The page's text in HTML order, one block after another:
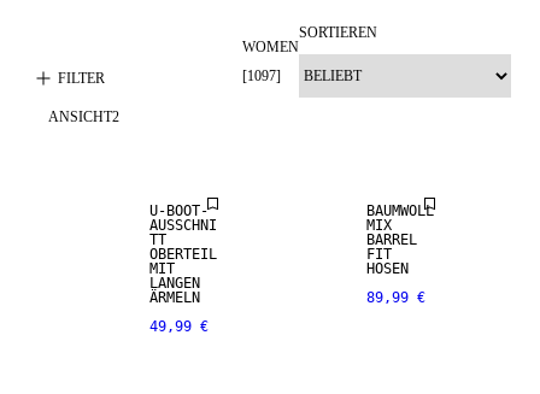
FILTER
WOMEN
[1097]
SORTIEREN
ANSICHT2
U-BOOT-
AUSSCHNI
TT
OBERTEIL
MIT
LANGEN
ÄRMELN
49,99 €
BAUMWOLL
MIX
BARREL
FIT
HOSEN
89,99 €